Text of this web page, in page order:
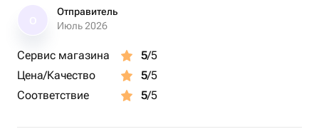
гармонии и эмоциональной стабильности. Он помогает
справляться с эмоциональными колебаниями,
преодоления жизненных трудностей.
Длина браслета 18 см + 5 см удлинительная цепочка.
Отправитель
Июль 2026
Сервис магазина 5/5
Цена/Качество
5/5
Соответствие
5/5